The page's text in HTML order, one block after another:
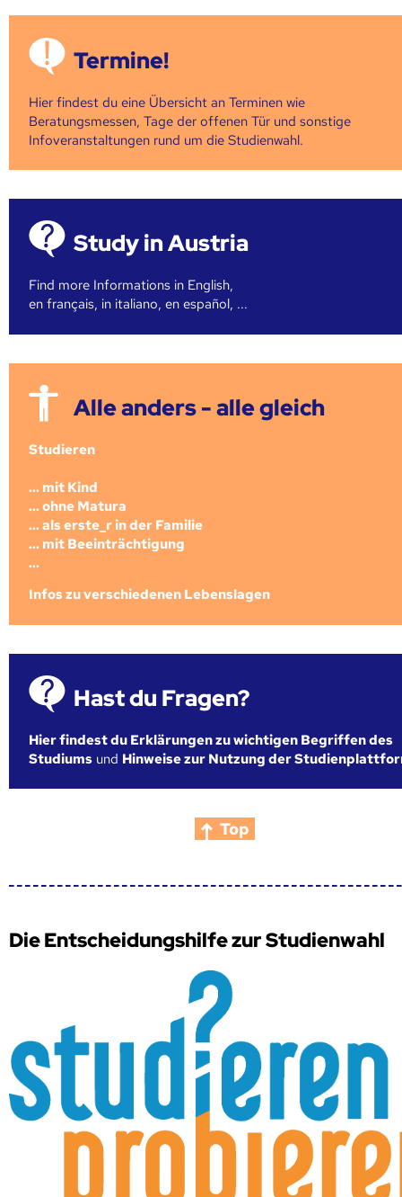
Termine!
Hier findest du eine Übersicht an Terminen wie
Beratungsmessen, Tage der offenen Tür und sonstige
Infoveranstaltungen rund um die Studienwahl.
Study in Austria
Find more Informations in English,
en français, in italiano, en español, ...
Alle anders - alle gleich
Studieren
... mit Kind
... ohne Matura
... als erste_r in der Familie
... mit Beeinträchtigung
...
Infos zu verschiedenen Lebenslagen
Hast du Fragen?
Hier findest du Erklärungen zu wichtigen Begriffen des
Studiums und Hinweise zur Nutzung der
Top
Die Entscheidungshilfe zur Studienwahl